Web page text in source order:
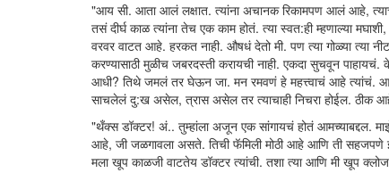
"आय सी. आता आलं लक्षात. त्यांना अचानक रिकामपण आलं आहे,
तसं दीर्घ काळ त्यांना तेच एक काम होतं. त्या स्वत:ही म्हणाल्या
वरवर वाटत आहे. हरकत नाही. औषधं देतो मी. पण त्या गोळ्या त्या
करण्यासाठी मुळीच जबरदस्ती करायची नाही. एकदा सुचवून
आधी? तिथे जमलं तर घेऊन जा. मन रमवणं हे महत्त्वाचं आहे त्यांचं.
साचलेलं दु:ख असेल, त्रास असेल तर त्याचाही निचरा होईल. ठीक
"थँक्स डॉक्टर! अं.. तुम्हांला अजून एक सांगायचं होतं आमच्याबद्दल.
आहे, जी जळगावला असते. तिची फॅमिली मोठी आहे आणि ती सहजपणे
मला खूप काळजी वाटतेय डॉक्टर त्यांची. तशा त्या आणि मी खूप